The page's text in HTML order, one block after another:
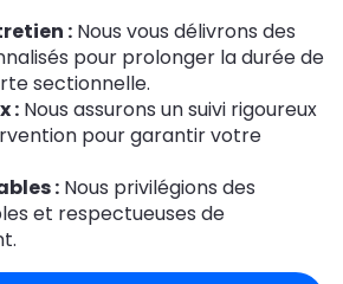
: Nous vous délivrons des
pour prolonger la durée de
sectionnelle.
: Nous assurons un suivi rigoureux
pour garantir votre
: Nous privilégions des
et respectueuses de